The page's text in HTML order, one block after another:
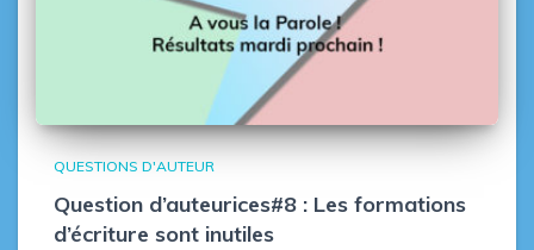
QUESTIONS D'AUTEUR
Question d’auteurices#8 : Les formations
d’écriture sont inutiles